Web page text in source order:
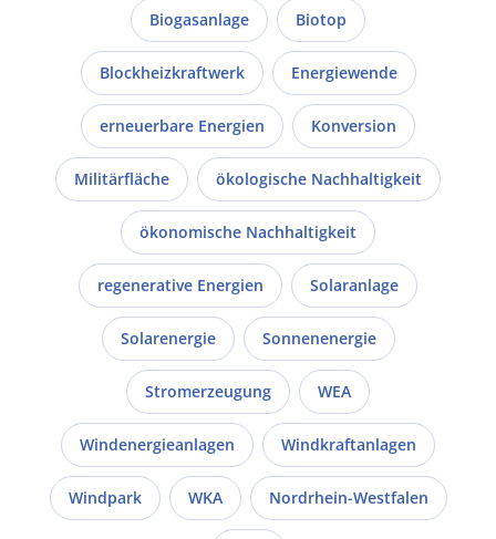
Biogasanlage Biotop
Blockheizkraftwerk Energiewende
erneuerbare Energien Konversion
Militärfläche ökologische Nachhaltigkeit
ökonomische Nachhaltigkeit
regenerative Energien Solaranlage
Solarenergie Sonnenenergie
Stromerzeugung WEA
Windenergieanlagen Windkraftanlagen
Windpark WKA Nordrhein-Westfalen